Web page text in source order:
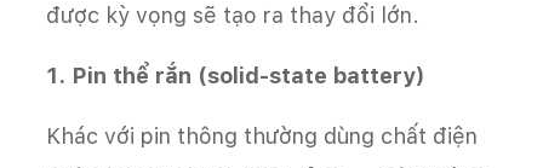
được kỳ vọng sẽ tạo ra thay đổi lớn.
1. Pin thể rắn (solid-state battery)
Khác với pin thông thường dùng chất điện